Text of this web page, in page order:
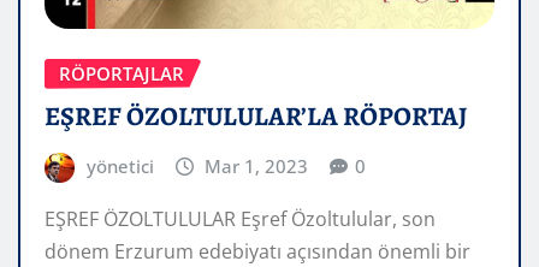
RÖPORTAJLAR
EŞREF ÖZOLTULULAR’LA RÖPORTAJ
yönetici Mar 1, 2023 0
EŞREF ÖZOLTULULAR Eşref Özoltulular, son
dönem Erzurum edebiyatı açısından önemli bir